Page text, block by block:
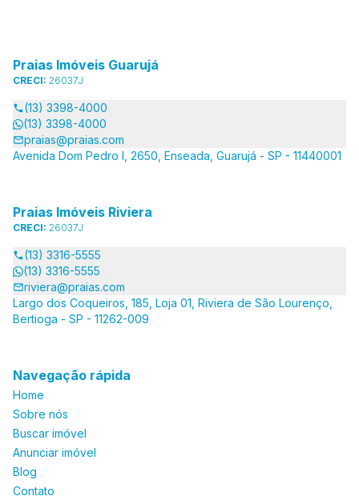
Praias Imóveis Guarujá
CRECI: 26037J
(13) 3398-4000
(13) 3398-4000
praias@praias.com
Avenida Dom Pedro I, 2650, Enseada, Guarujá - SP - 11440001
Praias Imóveis Riviera
CRECI: 26037J
(13) 3316-5555
(13) 3316-5555
riviera@praias.com
Largo dos Coqueiros, 185, Loja 01, Riviera de São Lourenço,
Bertioga - SP - 11262-009
Navegação rápida
Home
Sobre nós
Buscar imóvel
Anunciar imóvel
Blog
Contato